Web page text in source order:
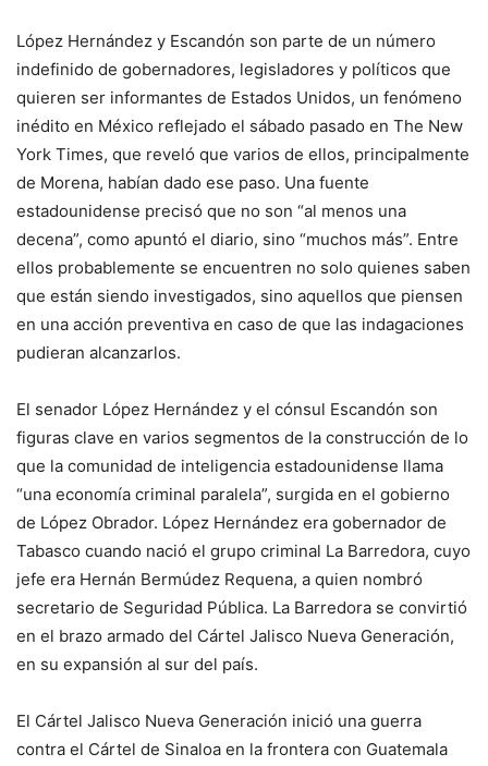
López Hernández y Escandón son parte de un número
indefinido de gobernadores, legisladores y políticos que
quieren ser informantes de Estados Unidos, un fenómeno
inédito en México reflejado el sábado pasado en The New
York Times, que reveló que varios de ellos, principalmente
de Morena, habían dado ese paso. Una fuente
estadounidense precisó que no son “al menos una
decena”, como apuntó el diario, sino “muchos más”. Entre
ellos probablemente se encuentren no solo quienes saben
que están siendo investigados, sino aquellos que piensen
en una acción preventiva en caso de que las indagaciones
pudieran alcanzarlos.
El senador López Hernández y el cónsul Escandón son
figuras clave en varios segmentos de la construcción de lo
que la comunidad de inteligencia estadounidense llama
“una economía criminal paralela”, surgida en el gobierno
de López Obrador. López Hernández era gobernador de
Tabasco cuando nació el grupo criminal La Barredora, cuyo
jefe era Hernán Bermúdez Requena, a quien nombró
secretario de Seguridad Pública. La Barredora se convirtió
en el brazo armado del Cártel Jalisco Nueva Generación,
en su expansión al sur del país.
El Cártel Jalisco Nueva Generación inició una guerra
contra el Cártel de Sinaloa en la frontera con Guatemala